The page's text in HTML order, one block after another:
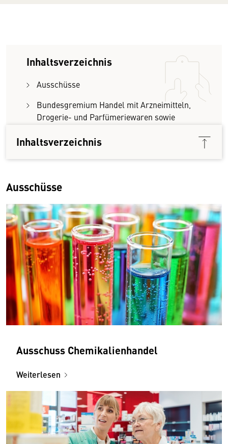
Inhaltsverzeichnis
Ausschüsse
Bundesgremium Handel mit Arzneimitteln,
Drogerie- und Parfümeriewaren sowie
Inhaltsverzeichnis
Ausschüsse
Ausschuss Chemikalienhandel
Weiterlesen